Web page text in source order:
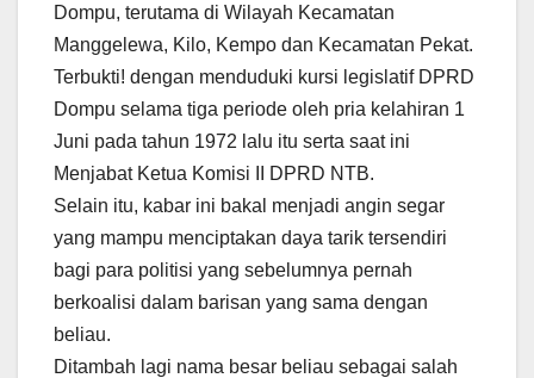
Dompu, terutama di Wilayah Kecamatan
Manggelewa, Kilo, Kempo dan Kecamatan Pekat.
Terbukti! dengan menduduki kursi legislatif DPRD
Dompu selama tiga periode oleh pria kelahiran 1
Juni pada tahun 1972 lalu itu serta saat ini
Menjabat Ketua Komisi II DPRD NTB.
Selain itu, kabar ini bakal menjadi angin segar
yang mampu menciptakan daya tarik tersendiri
bagi para politisi yang sebelumnya pernah
berkoalisi dalam barisan yang sama dengan
beliau.
Ditambah lagi nama besar beliau sebagai salah